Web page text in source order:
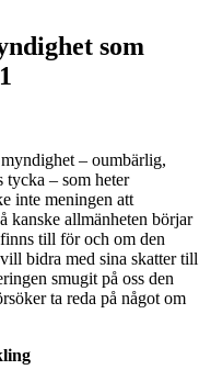
som
– oumbärlig,
tycka – som heter
inte meningen att
kanske allmänheten börjar
till för och om den
bidra med sina skatter till
smugit på oss den
ta reda på något om